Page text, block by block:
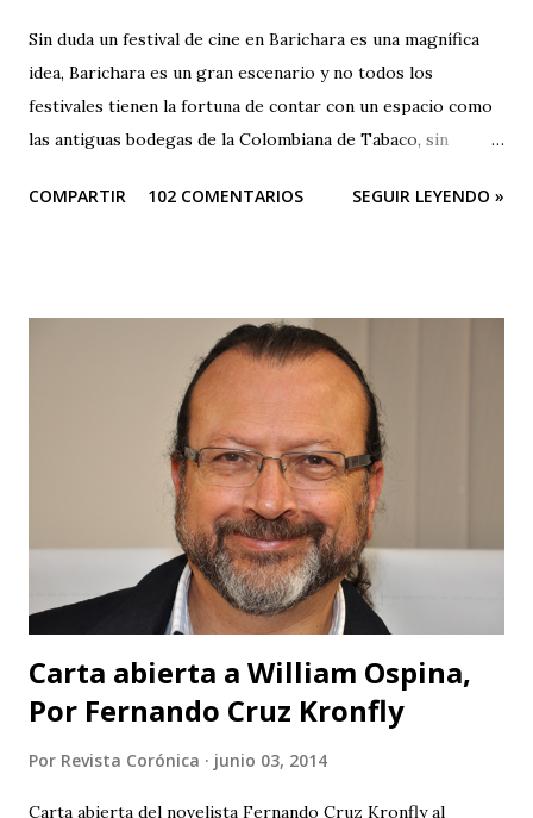
Sin duda un festival de cine en Barichara es una magnífica
idea, Barichara es un gran escenario y no todos los
festivales tienen la fortuna de contar con un espacio como
las antiguas bodegas de la Colombiana de Tabaco, sin
lástima que las buenas intenciones de sus organizadores se
organizadores no puedan hacer otra cosa que sepultar el
festival, ¿no hay en Santander gente profesional que pueda
organizar un evento de esta magnitud y no se quede sólo
en publicidad y grandes ambiciones? Muy buena su
intención de traer cultura a Barichara, pero subestiman al
público de un modo vergonzoso. El público de Barichara es
gente que ha tenido acceso a la cultura y los que no lo han
tenido no son tan ciegos para no notar las fallas. Pero para
que no se crea que...
COMPARTIR 102 COMENTARIOS SEGUIR LEYENDO »
Carta abierta a William Ospina,
Por Fernando Cruz Kronfly
Por Revista Corónica junio 03, 2014
Carta abierta del novelista Fernando Cruz Kronfly al